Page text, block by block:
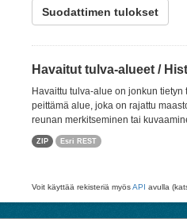
Suodattimen tulokset
Havaitut tulva-alueet /
Havaittu tulva-alue on jonkun
peittämä alue, joka on rajattu
reunan merkitseminen tai
ZIP Esri REST
Voit käyttää rekisteriä myösAPI avulla